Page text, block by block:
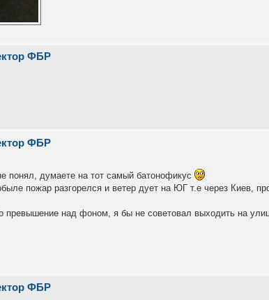
ФБР
ФБР
понял, думаете на тот самый батонофикус
пожар разгорелся и ветер дует на ЮГ т.е через Киев,
над фоном, я бы не советовал выходить на
ФБР